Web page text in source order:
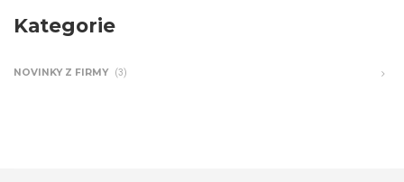
Kategorie
NOVINKY Z FIRMY (3)